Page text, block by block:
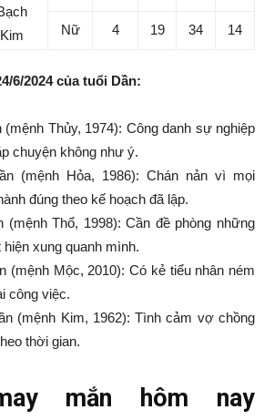
Kim
Nữ 4 19 34 14
6/2024 của tuổi Dần:
Thủy, 1974): Công danh sự nghiệp
chuyện không như ý.
(mệnh Hỏa, 1986): Chán nản vì mọi
đúng theo kế hoạch đã lập.
(mệnh Thổ, 1998): Cần đề phòng những
xung quanh mình.
(mệnh Mộc, 2010): Có kẻ tiểu nhân ném
công việc.
(mệnh Kim, 1962): Tình cảm vợ chồng
thời gian.
mắn hôm nay